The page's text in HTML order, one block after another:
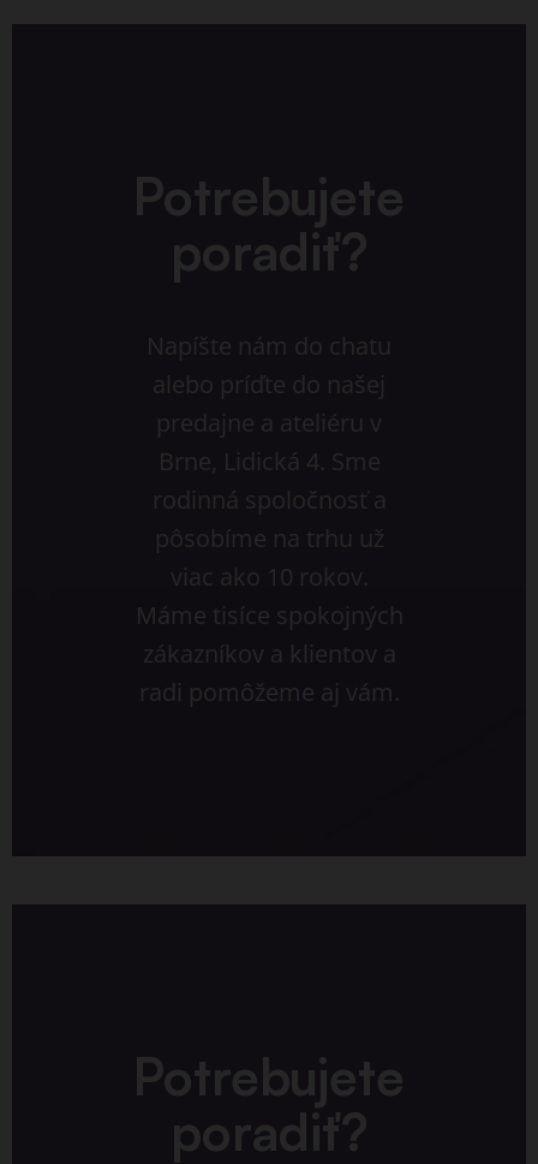
Potrebujete
poradiť?
Napíšte nám do chatu
alebo príďte do našej
predajne a ateliéru v
Brne, Lidická 4. Sme
rodinná spoločnosť a
pôsobíme na trhu už
viac ako 10 rokov.
Máme tisíce spokojných
zákazníkov a klientov a
radi pomôžeme aj vám.
Potrebujete
poradiť?